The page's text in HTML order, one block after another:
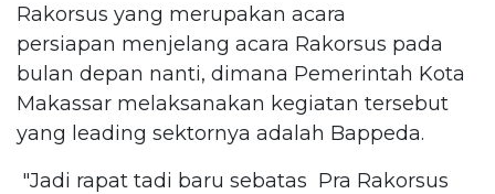
Rakorsus yang merupakan acara
persiapan menjelang acara Rakorsus pada
bulan depan nanti, dimana Pemerintah Kota
Makassar melaksanakan kegiatan tersebut
yang leading sektornya adalah Bappeda.
"Jadi rapat tadi baru sebatas Pra Rakorsus